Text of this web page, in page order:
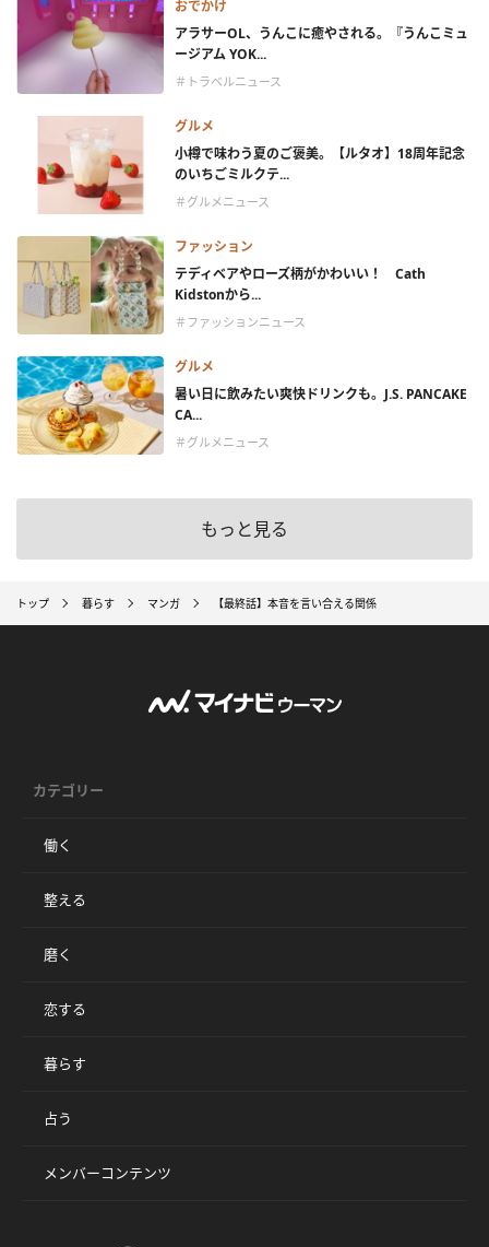
おでかけ
アラサーOL、うんこに癒やされる。『うんこミュ
ージアム YOK...
＃トラベルニュース
グルメ
小樽で味わう夏のご褒美。【ルタオ】18周年記念
のいちごミルクテ...
＃グルメニュース
ファッション
テディベアやローズ柄がかわいい！ Cath
Kidstonから...
＃ファッションニュース
グルメ
暑い日に飲みたい爽快ドリンクも。J.S. PANCAKE
CA...
＃グルメニュース
もっと見る
トップ 暮らす マンガ 【最終話】本音を言い合える関係
カテゴリー
働く
整える
磨く
恋する
暮らす
占う
メンバーコンテンツ